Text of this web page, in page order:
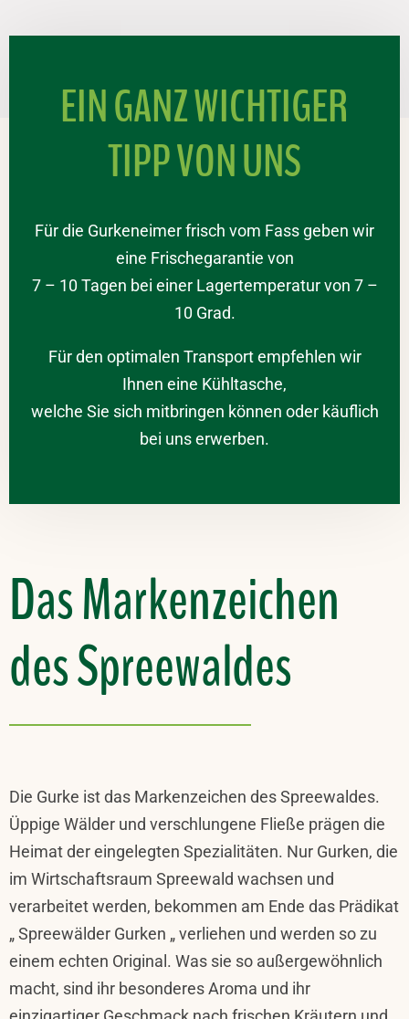
EIN GANZ WICHTIGER
TIPP VON UNS
Für die Gurkeneimer frisch vom Fass geben wir
eine Frischegarantie von
7 – 10 Tagen bei einer Lagertemperatur von 7 –
10 Grad.
Für den optimalen Transport empfehlen wir
Ihnen eine Kühltasche,
welche Sie sich mitbringen können oder käuflich
bei uns erwerben.
Das Markenzeichen
des Spreewaldes
Die Gurke ist das Markenzeichen des Spreewaldes.
Üppige Wälder und verschlungene Fließe prägen die
Heimat der eingelegten Spezialitäten. Nur Gurken, die
im Wirtschaftsraum Spreewald wachsen und
verarbeitet werden, bekommen am Ende das Prädikat
„ Spreewälder Gurken „ verliehen und werden so zu
einem echten Original. Was sie so außergewöhnlich
macht, sind ihr besonderes Aroma und ihr